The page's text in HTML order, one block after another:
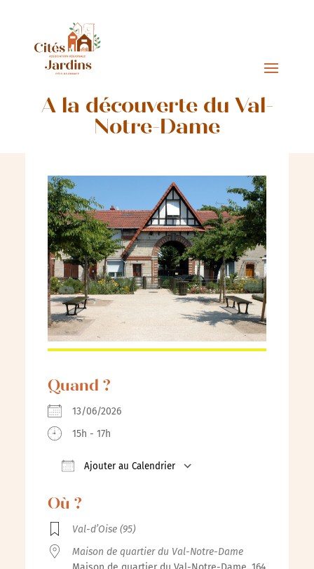
A la découverte du Val-
Notre-Dame
Quand ?
13/06/2026
15h - 17h
Ajouter au Calendrier
Où ?
Val-d’Oise (95)
Maison de quartier du Val-Notre-Dame